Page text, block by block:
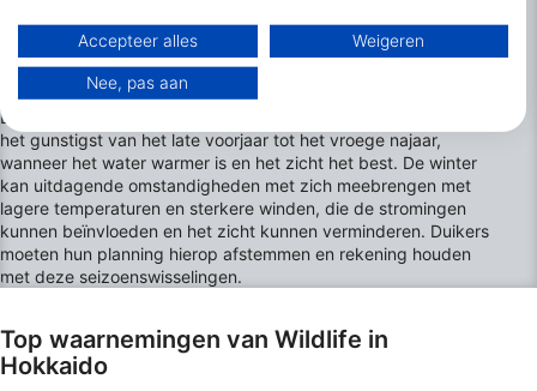
winter tot 15°C-22°C/59°F-72°F in de zomer. Het zicht kan
sterk variëren, meestal van 5 tot 20 meter, afhankelijk van het
seizoen en de locatie.
Duiken kan het hele jaar door, maar de omstandigheden zijn
het gunstigst van het late voorjaar tot het vroege najaar,
wanneer het water warmer is en het zicht het best. De winter
kan uitdagende omstandigheden met zich meebrengen met
lagere temperaturen en sterkere winden, die de stromingen
kunnen beïnvloeden en het zicht kunnen verminderen. Duikers
moeten hun planning hierop afstemmen en rekening houden
met deze seizoenswisselingen.
Top waarnemingen van Wildlife in
Hokkaido
gepersonaliseerde content. De prestaties van advertenties meten.
Contentprestaties meten. Publieksgroepen begrijpen aan de hand van
statistieken of combinaties van gegevens uit verschillende bronnen.
Diensten ontwikkelen en verbeteren. Beperkte gegevens gebruiken om
content te selecteren.
Meer informatie over het datagebruik door Google vindt u hier:
https://business.safety.google/privacy/
Gegevens kunnen buiten de Europese Unie worden gedeeld en naar de
VS worden verzonden.
Uw toestemming en het cookie zijn uitsluitend van toepassing op deze
website/app.
Bekijk partnerlijst (1 IAB-verkopers)
IAB-verwerkingsdoeleinden:
Informatie op een apparaat opslaan en/of
Accepteer alles Weigeren
Nee, pas aan